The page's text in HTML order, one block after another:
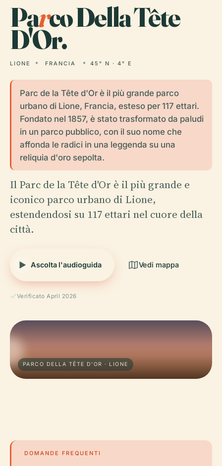
Parco Della Tête
D'Or.
LIONE FRANCIA 45° N · 4° E
Parc de la Tête d'Or è il più grande parco
urbano di Lione, Francia, esteso per 117 ettari.
Fondato nel 1857, è stato trasformato da paludi
in un parco pubblico, con il suo nome che
affonda le radici in una leggenda su una
reliquia d'oro sepolta.
Il Parc de la Tête d'Or è il più grande e
iconico parco urbano di Lione,
estendendosi su 117 ettari nel cuore della
città.
Ascolta l'audioguida Vedi mappa
Verificato April 2026
PARCO DELLA TÊTE D'OR · LIONE
DOMANDE FREQUENTI